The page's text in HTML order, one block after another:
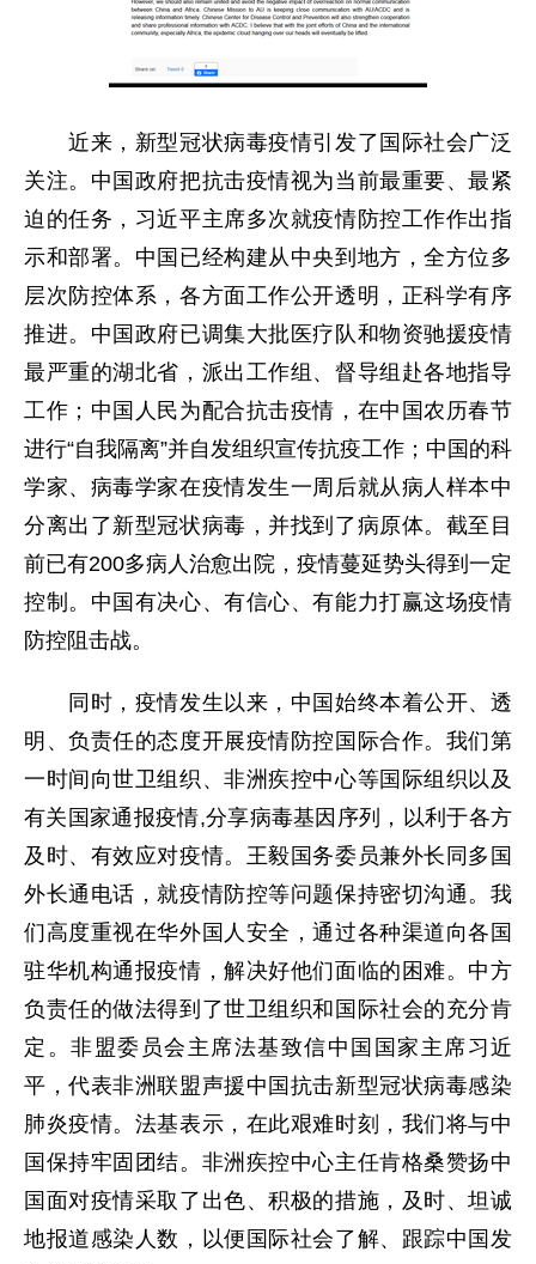
近来，新型冠状病毒疫情引发了国际社会广泛
关注。中国政府把抗击疫情视为当前最重要、最紧
迫的任务，习近平主席多次就疫情防控工作作出指
示和部署。中国已经构建从中央到地方，全方位多
层次防控体系，各方面工作公开透明，正科学有序
推进。中国政府已调集大批医疗队和物资驰援疫情
最严重的湖北省，派出工作组、督导组赴各地指导
工作；中国人民为配合抗击疫情，在中国农历春节
进行“自我隔离”并自发组织宣传抗疫工作；中国的科
学家、病毒学家在疫情发生一周后就从病人样本中
分离出了新型冠状病毒，并找到了病原体。截至目
前已有200多病人治愈出院，疫情蔓延势头得到一定
控制。中国有决心、有信心、有能力打赢这场疫情
防控阻击战。
同时，疫情发生以来，中国始终本着公开、透
明、负责任的态度开展疫情防控国际合作。我们第
一时间向世卫组织、非洲疾控中心等国际组织以及
有关国家通报疫情,分享病毒基因序列，以利于各方
及时、有效应对疫情。王毅国务委员兼外长同多国
外长通电话，就疫情防控等问题保持密切沟通。我
们高度重视在华外国人安全，通过各种渠道向各国
驻华机构通报疫情，解决好他们面临的困难。中方
负责任的做法得到了世卫组织和国际社会的充分肯
定。非盟委员会主席法基致信中国国家主席习近
平，代表非洲联盟声援中国抗击新型冠状病毒感染
肺炎疫情。法基表示，在此艰难时刻，我们将与中
国保持牢固团结。非洲疾控中心主任肯格桑赞扬中
国面对疫情采取了出色、积极的措施，及时、坦诚
地报道感染人数，以便国际社会了解、跟踪中国发